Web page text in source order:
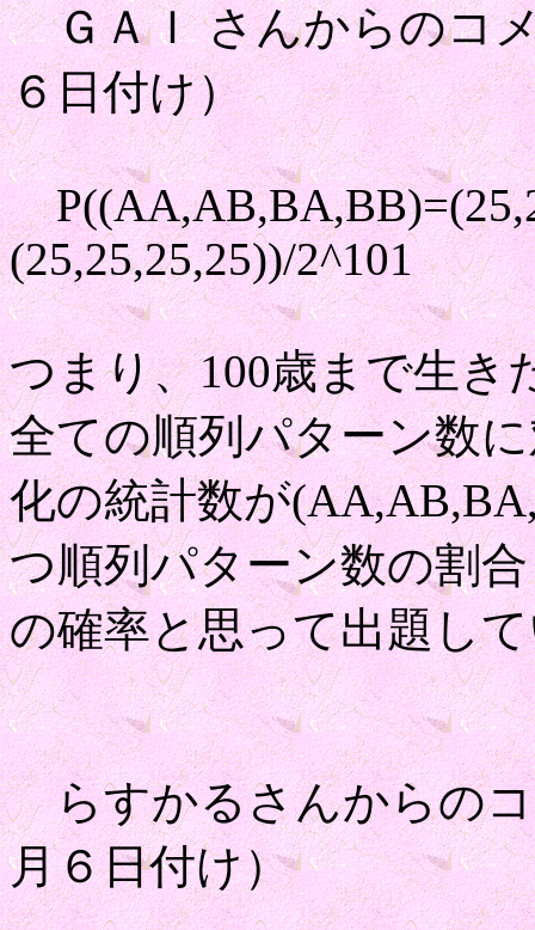
ＧＡＩ さんからのコ
６日付け）
(25,25,25,25))/2^101
つまり、100歳まで生き
全ての順列パターン数
化の統計数が
つ順列パターン数の割
の確率と思って出題し
らすかるさんからのコ
月６日付け）